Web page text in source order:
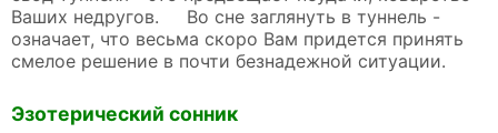
Ваших недругов. Во сне заглянуть в туннель -
означает, что весьма скоро Вам придется принять
смелое решение в почти безнадежной ситуации.
Эзотерический сонник